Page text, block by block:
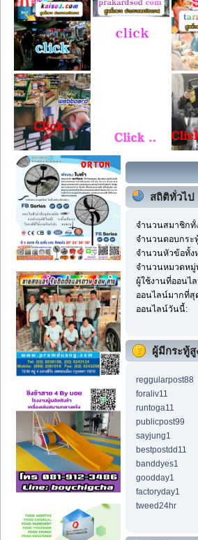
สถิติทั่วไป
จำนวนสมาชิกทั้
จำนวนตอบกระ
จำนวนหัวข้อทั้ง
จำนวนหมวดหมู่
ผู้ใช้งานที่ออนไ
ออนไลน์มากที่สุ
ออนไลน์วันนี้:
ผู้มีกระทู้
reggularpost88
foraliv11
runtoga11
publicpost99
sayjung1
bestpostdd11
banddyes1
goodday1
factoryday1
tweed24hr